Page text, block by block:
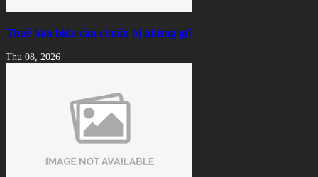
Thuê bàn bida cần chuẩn bị những gì?
Thu 08, 2026